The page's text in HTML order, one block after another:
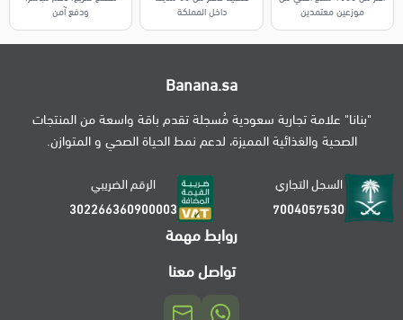
موزعين معتمدين
داخل المملكة
ودفع آمن
Banana.sa
"بنانا" علامة تجارية سعودية مُسجلة تقدم باقة واسعة من المنتجات
الصحية والغذائية المميزة، لدعم نمط الحياة الصحي و المتوازن.
السجل التجاري
7004057530
الرقم الضريبي
302266360900003
روابط مهمة
تواصل معنا